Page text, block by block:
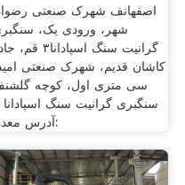
اصفهانف شهرک صنعتی
شهر، ورودی یک،
گرانیت سنگ اسپادانا۳
کاشان قدیم، شهرک صنعتی
سی متری اول، کوچه
آدرس معدن: